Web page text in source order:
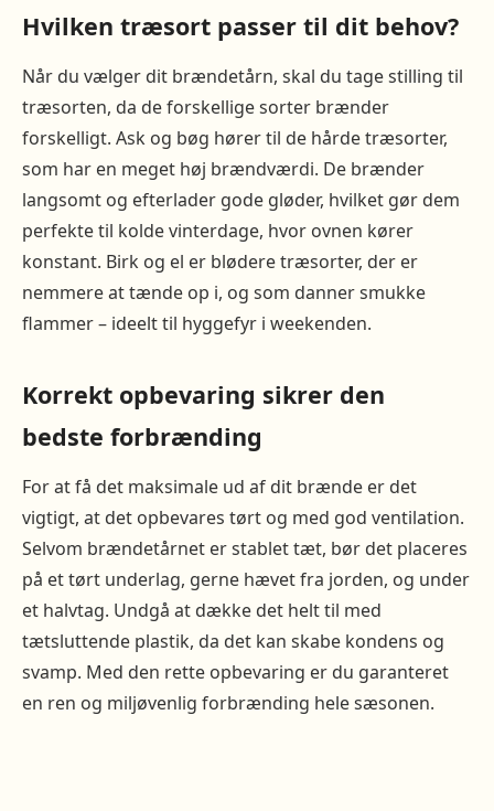
Hvilken træsort passer til dit behov?
Når du vælger dit brændetårn, skal du tage stilling til
træsorten, da de forskellige sorter brænder
forskelligt. Ask og bøg hører til de hårde træsorter,
som har en meget høj brændværdi. De brænder
langsomt og efterlader gode gløder, hvilket gør dem
perfekte til kolde vinterdage, hvor ovnen kører
konstant. Birk og el er blødere træsorter, der er
nemmere at tænde op i, og som danner smukke
flammer – ideelt til hyggefyr i weekenden.
Korrekt opbevaring sikrer den
bedste forbrænding
For at få det maksimale ud af dit brænde er det
vigtigt, at det opbevares tørt og med god ventilation.
Selvom brændetårnet er stablet tæt, bør det placeres
på et tørt underlag, gerne hævet fra jorden, og under
et halvtag. Undgå at dække det helt til med
tætsluttende plastik, da det kan skabe kondens og
svamp. Med den rette opbevaring er du garanteret
en ren og miljøvenlig forbrænding hele sæsonen.